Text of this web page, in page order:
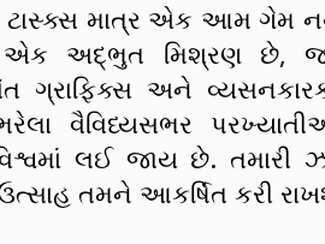
માત્ર એક આમ ગેમ
એક અદ્ભુત મિશ્રણ છે,
ગ્રાફિક્સ અને
વૈવિધ્યસભર
લઈ જાય છે.
તમને આકર્ષિત કરી